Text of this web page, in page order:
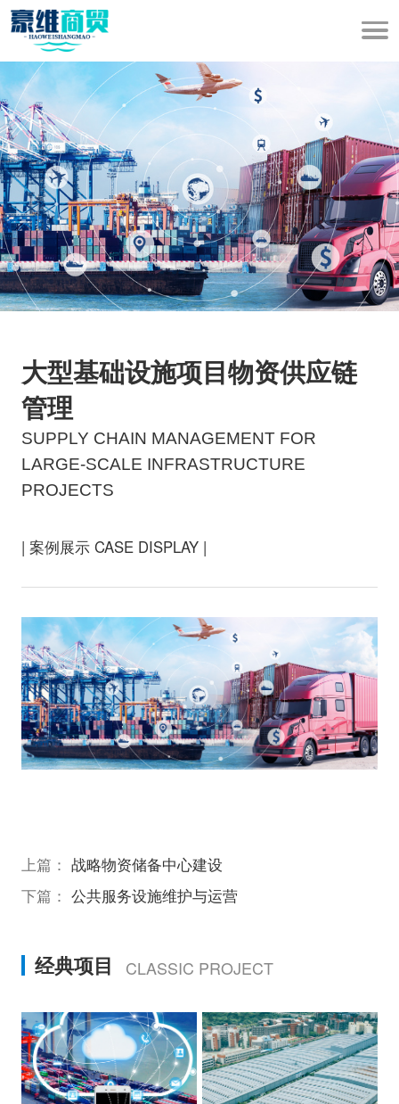
大型基础设施项目物资供应链
管理
SUPPLY CHAIN MANAGEMENT FOR
LARGE-SCALE INFRASTRUCTURE
PROJECTS
| 案例展示 CASE DISPLAY |
上篇： 战略物资储备中心建设
下篇： 公共服务设施维护与运营
经典项目 CLASSIC PROJECT